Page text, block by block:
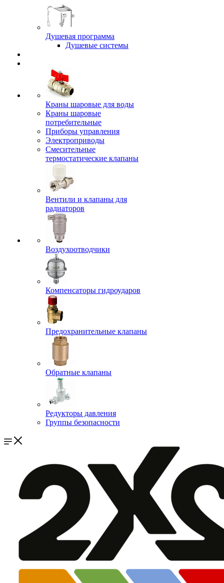
Душевая программа
Душевые системы
Краны шаровые для воды
Краны шаровые
потребительные
Приборы управления
Электроприводы
Смесительные
термостатические клапаны
Вентили и клапаны для
радиаторов
Воздухоотводчики
Компенсаторы гидроударов
Предохранительные клапаны
Обратные клапаны
Редукторы давления
Группы безопасности